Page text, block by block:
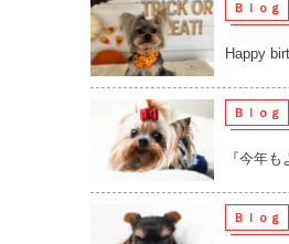
Ｂｌｏｇ
Happy
Ｂｌｏｇ
『今年
Ｂｌｏｇ